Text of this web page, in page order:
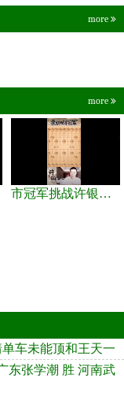
more
more
市冠军挑战许银川，急进中兵变化真激烈！
车未能顶和王天一
东张学潮 胜 河南武